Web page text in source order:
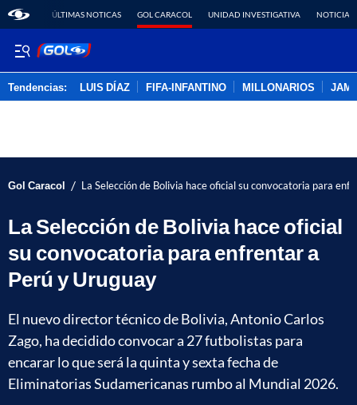
ÚLTIMAS NOTICAS GOL CARACOL UNIDAD INVESTIGATIVA NOTICIAS
Tendencias: LUIS DÍAZ FIFA-INFANTINO MILLONARIOS
Gol Caracol / La Selección de Bolivia hace oficial su convocatoria para
La Selección de Bolivia hace oficial
su convocatoria para enfrentar a
Perú y Uruguay
El nuevo director técnico de Bolivia, Antonio Carlos
Zago, ha decidido convocar a 27 futbolistas para
encarar lo que será la quinta y sexta fecha de
Eliminatorias Sudamericanas rumbo al Mundial 2026.